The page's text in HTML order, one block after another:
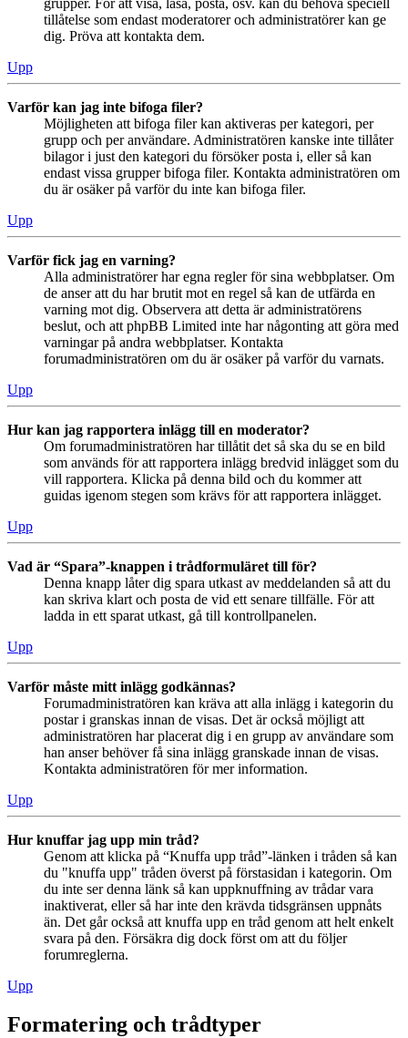
grupper. För att visa, läsa, posta, osv. kan du behöva speciell
tillåtelse som endast moderatorer och administratörer kan ge
dig. Pröva att kontakta dem.
Upp
Varför kan jag inte bifoga filer?
Möjligheten att bifoga filer kan aktiveras per kategori, per
grupp och per användare. Administratören kanske inte tillåter
bilagor i just den kategori du försöker posta i, eller så kan
endast vissa grupper bifoga filer. Kontakta administratören om
du är osäker på varför du inte kan bifoga filer.
Upp
Varför fick jag en varning?
Alla administratörer har egna regler för sina webbplatser. Om
de anser att du har brutit mot en regel så kan de utfärda en
varning mot dig. Observera att detta är administratörens
beslut, och att phpBB Limited inte har någonting att göra med
varningar på andra webbplatser. Kontakta
forumadministratören om du är osäker på varför du varnats.
Upp
Hur kan jag rapportera inlägg till en moderator?
Om forumadministratören har tillåtit det så ska du se en bild
som används för att rapportera inlägg bredvid inlägget som du
vill rapportera. Klicka på denna bild och du kommer att
guidas igenom stegen som krävs för att rapportera inlägget.
Upp
Vad är “Spara”-knappen i trådformuläret till för?
Denna knapp låter dig spara utkast av meddelanden så att du
kan skriva klart och posta de vid ett senare tillfälle. För att
ladda in ett sparat utkast, gå till kontrollpanelen.
Upp
Varför måste mitt inlägg godkännas?
Forumadministratören kan kräva att alla inlägg i kategorin du
postar i granskas innan de visas. Det är också möjligt att
administratören har placerat dig i en grupp av användare som
han anser behöver få sina inlägg granskade innan de visas.
Kontakta administratören för mer information.
Upp
Hur knuffar jag upp min tråd?
Genom att klicka på “Knuffa upp tråd”-länken i tråden så kan
du "knuffa upp" tråden överst på förstasidan i kategorin. Om
du inte ser denna länk så kan uppknuffning av trådar vara
inaktiverat, eller så har inte den krävda tidsgränsen uppnåts
än. Det går också att knuffa upp en tråd genom att helt enkelt
svara på den. Försäkra dig dock först om att du följer
forumreglerna.
Upp
Formatering och trådtyper